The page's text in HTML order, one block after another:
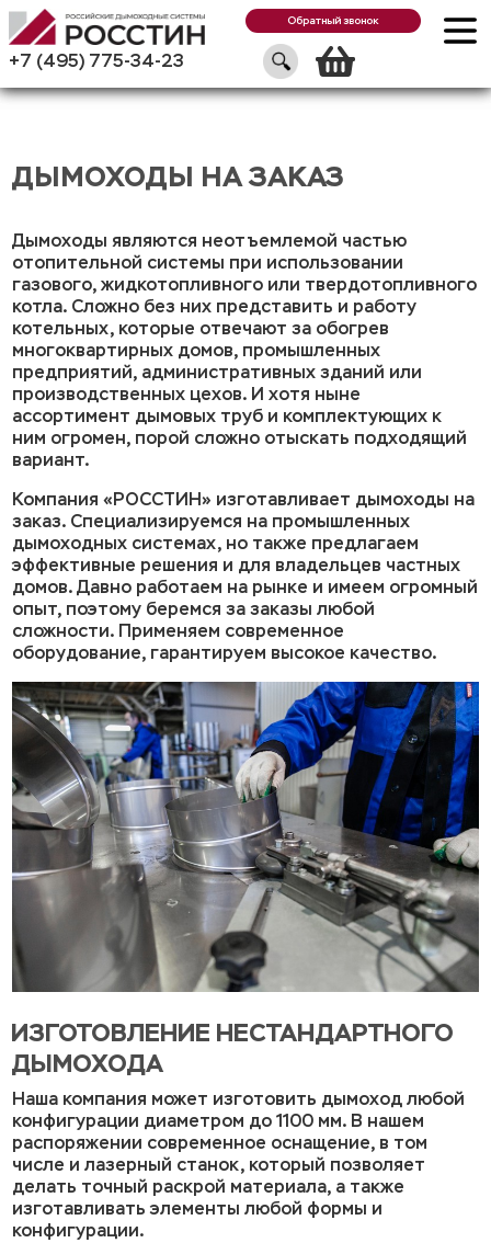
+7 (495) 775-34-23
Обратный звонок
ДЫМОХОДЫ НА ЗАКАЗ
Дымоходы являются неотъемлемой частью
отопительной системы при использовании
газового, жидкотопливного или твердотопливного
котла. Сложно без них представить и работу
котельных, которые отвечают за обогрев
многоквартирных домов, промышленных
предприятий, административных зданий или
производственных цехов. И хотя ныне
ассортимент дымовых труб и комплектующих к
ним огромен, порой сложно отыскать подходящий
вариант.
Компания «РОССТИН» изготавливает дымоходы на
заказ. Специализируемся на промышленных
дымоходных системах, но также предлагаем
эффективные решения и для владельцев частных
домов. Давно работаем на рынке и имеем огромный
опыт, поэтому беремся за заказы любой
сложности. Применяем современное
оборудование, гарантируем высокое качество.
ИЗГОТОВЛЕНИЕ НЕСТАНДАРТНОГО
ДЫМОХОДА
Наша компания может изготовить дымоход любой
конфигурации диаметром до 1100 мм. В нашем
распоряжении современное оснащение, в том
числе и лазерный станок, который позволяет
делать точный раскрой материала, а также
изготавливать элементы любой формы и
конфигурации.